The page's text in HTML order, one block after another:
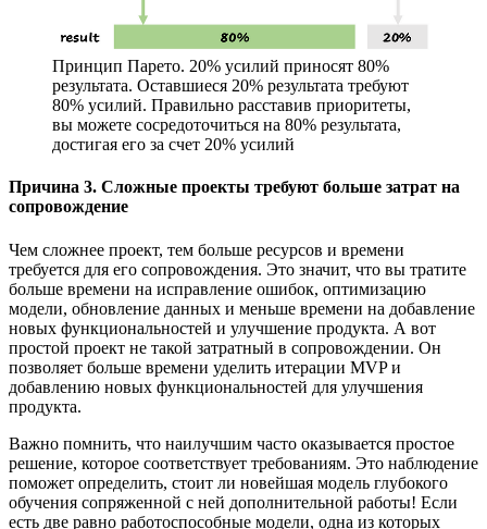
Принцип Парето. 20% усилий приносят 80%
результата. Оставшиеся 20% результата требуют
80% усилий. Правильно расставив приоритеты,
вы можете сосредоточиться на 80% результата,
достигая его за счет 20% усилий
Причина 3. Сложные проекты требуют больше затрат на
сопровождение
Чем сложнее проект, тем больше ресурсов и времени
требуется для его сопровождения. Это значит, что вы тратите
больше времени на исправление ошибок, оптимизацию
модели, обновление данных и меньше времени на добавление
новых функциональностей и улучшение продукта. А вот
простой проект не такой затратный в сопровождении. Он
позволяет больше времени уделить итерации MVP и
добавлению новых функциональностей для улучшения
продукта.
Важно помнить, что наилучшим часто оказывается простое
решение, которое соответствует требованиям. Это наблюдение
поможет определить, стоит ли новейшая модель глубокого
обучения сопряженной с ней дополнительной работы! Если
есть две равно работоспособные модели, одна из которых